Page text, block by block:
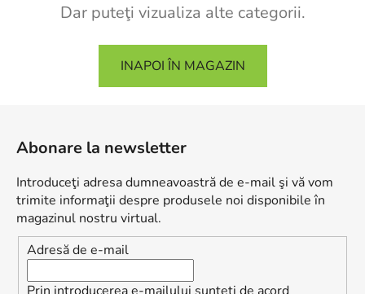
Dar puteţi vizualiza alte categorii.
INAPOI ÎN MAGAZIN
Abonare la newsletter
Introduceţi adresa dumneavoastră de e-mail şi vă vom
trimite informaţii despre produsele noi disponibile în
magazinul nostru virtual.
Adresă de e-mail